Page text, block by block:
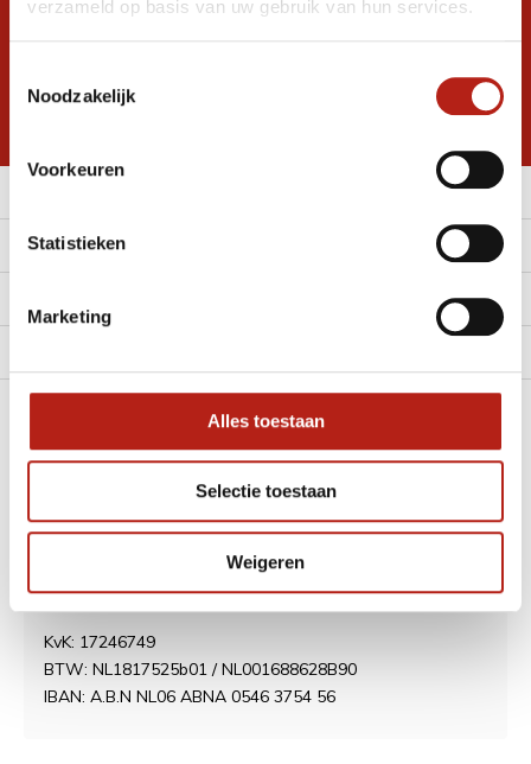
verzameld op basis van uw gebruik van hun services.
Noodzakelijk
Voorkeuren
Statistieken
Marketing
Alles toestaan
Selectie toestaan
Weigeren
promoties
korting
Klantenservice
Diepenbrockstraat 6 (geen winkel)
KvK: 17246749
BTW: NL1817525b01 / NL001688628B90
IBAN: A.B.N NL06 ABNA 0546 3754 56